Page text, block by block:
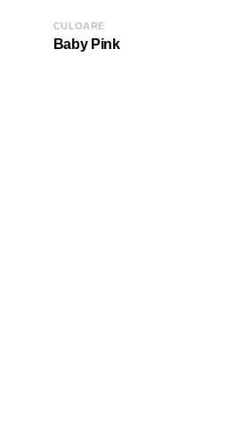
CULOARE
Baby Pink